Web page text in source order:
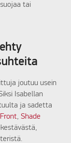
tai
joutuu usein
Isabellan
ja sadetta
,Shade